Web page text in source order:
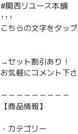
#関西リユース本舗
↑↑↑
こちらの文字をタッ
→セット割引あり！
お気軽にコメント下さ
－－－－－－－－－
【商品情報】
・カテゴリー